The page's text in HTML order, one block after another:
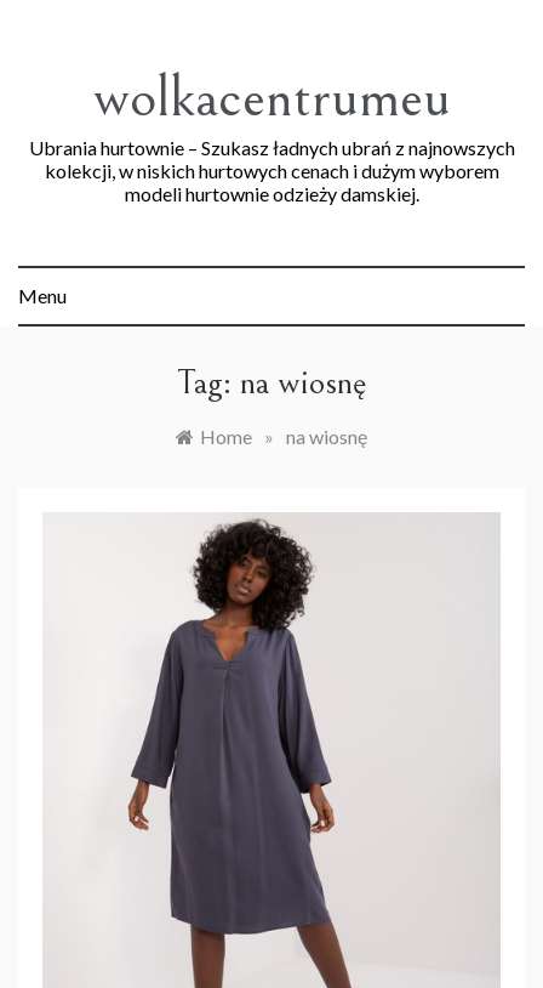
wolkacentrumeu
Ubrania hurtownie – Szukasz ładnych ubrań z najnowszych
kolekcji, w niskich hurtowych cenach i dużym wyborem
modeli hurtownie odzieży damskiej.
Menu
Tag: na wiosnę
Home » na wiosnę